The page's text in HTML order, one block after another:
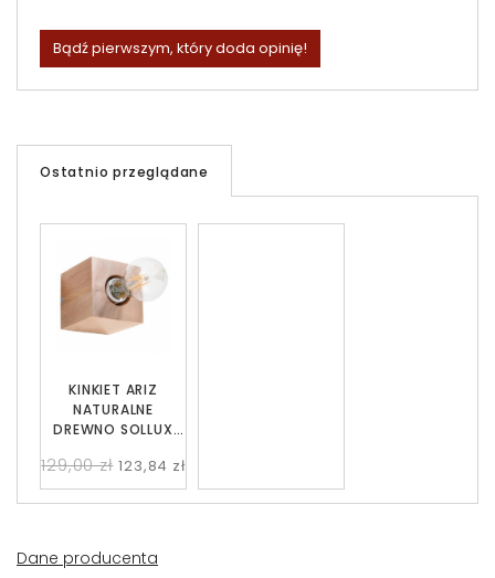
Bądź pierwszym, który doda opinię!
Ostatnio przeglądane
KINKIET ARIZ
NATURALNE
DREWNO SOLLUX
129,00 zł 123,84 zł
Dane producenta